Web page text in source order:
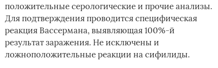
положительные серологические и прочие анализы.
Для подтверждения проводится специфическая
реакция Вассермана, выявляющая 100%-й
результат заражения. Не исключены и
ложноположительные реакции на сифилиды.